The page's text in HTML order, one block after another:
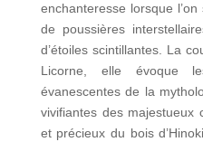
enchanteresse lorsque
de poussières
d’étoiles scintillantes. La
Licorne, elle évoque
évanescentes de la
vivifiantes des majestueux
et précieux du bois